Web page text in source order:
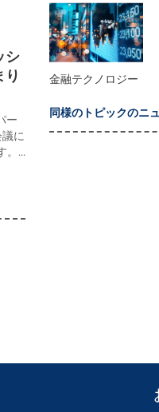
シ
ー
に
。...
金融テクノロジー
同様のトピックのニ